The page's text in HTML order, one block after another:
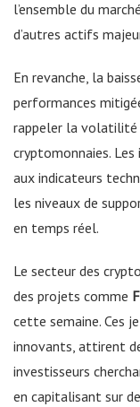
l’ensemble du
d’autres actifs
En revanche, la
performances
rappeler la volatilité
cryptomonnaies.
aux indicateurs
les niveaux de
en temps réel.
Le secteur des
des projets comme
cette semaine. Ces
innovants, attirent
investisseurs
en capitalisant sur